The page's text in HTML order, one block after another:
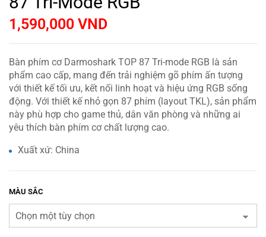
1,590,000 VND
Bàn phím cơ Darmoshark TOP 87 Tri-mode RGB là sản
phẩm cao cấp, mang đến trải nghiệm gõ phím ấn tượng
với thiết kế tối ưu, kết nối linh hoạt và hiệu ứng RGB sống
động. Với thiết kế nhỏ gọn 87 phím (layout TKL), sản phẩm
này phù hợp cho game thủ, dân văn phòng và những ai
yêu thích bàn phím cơ chất lượng cao.
Xuất xứ: China
MÀU SẮC